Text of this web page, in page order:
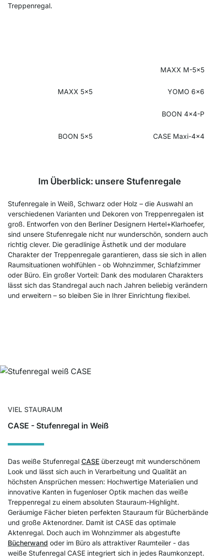
Treppenregal.
MAXX M-5x5
MAXX 5x5 YOMO 6x6
BOON 4x4-P
BOON 5x5 CASE Maxi-4x4
Im Überblick: unsere Stufenregale
Stufenregale in Weiß, Schwarz oder Holz – die Auswahl an
verschiedenen Varianten und Dekoren von Treppenregalen ist
groß. Entworfen von den Berliner Designern Hertel+Klarhoefer,
sind unsere Stufenregale nicht nur wunderschön, sondern auch
richtig clever. Die geradlinige Ästhetik und der modulare
Charakter der Treppenregale garantieren, dass sie sich in allen
Raumsituationen wohlfühlen - ob Wohnzimmer, Schlafzimmer
oder Büro. Ein großer Vorteil: Dank des modularen Charakters
lässt sich das Standregal auch nach Jahren beliebig verändern
und erweitern – so bleiben Sie in Ihrer Einrichtung flexibel.
VIEL STAURAUM
CASE - Stufenregal in Weiß
Das weiße Stufenregal CASE überzeugt mit wunderschönem
Look und lässt sich auch in Verarbeitung und Qualität an
höchsten Ansprüchen messen: Hochwertige Materialien und
innovative Kanten in fugenloser Optik machen das weiße
Treppenregal zu einem absoluten Stauraum-Highlight.
Geräumige Fächer bieten perfekten Stauraum für Bücherbände
und große Aktenordner. Damit ist CASE das optimale
Aktenregal. Doch auch im Wohnzimmer als abgestufte
Bücherwand oder im Büro als attraktiver Raumteiler - das
weiße Stufenregal CASE integriert sich in jedes Raumkonzept.